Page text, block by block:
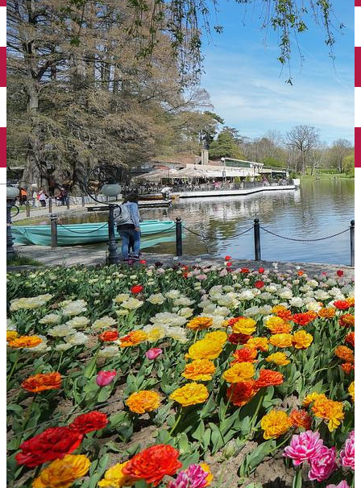
English
Închirieri auto
Închirieri biciclete
Taxi
Încărcare vehicule electrice